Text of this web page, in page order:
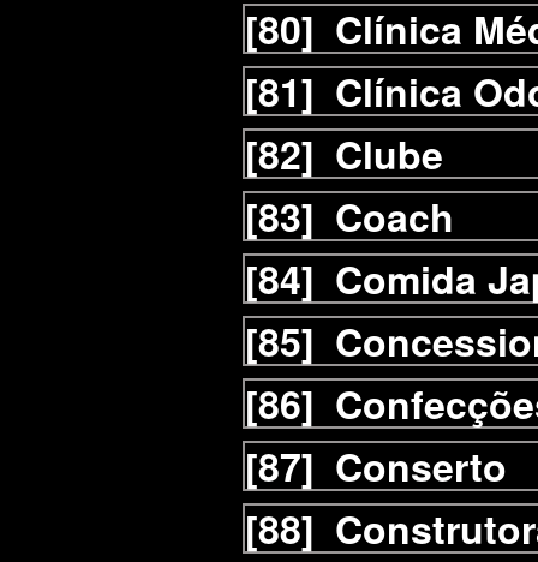
[80] Clínica
[81] Clínica
[82] Clube
[83] Coach
[84] Comida
[85]
[86]
[87] Conserto
[88]